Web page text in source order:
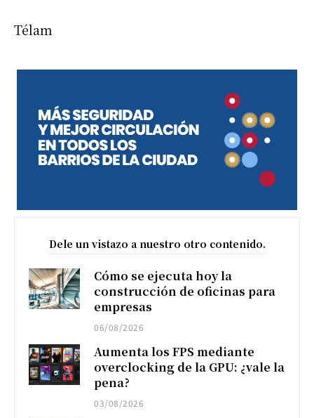
Télam
Dele un vistazo a nuestro otro contenido.
Cómo se ejecuta hoy la
construcción de oficinas para
empresas
06/08/2026
Aumenta los FPS mediante
overclocking de la GPU: ¿vale la
pena?
03/08/2026